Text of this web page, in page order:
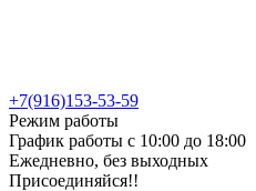
+7(916)153-53-59
Режим работы
График работы с 10:00 до 18:00
Ежедневно, без выходных
Присоединяйся!!